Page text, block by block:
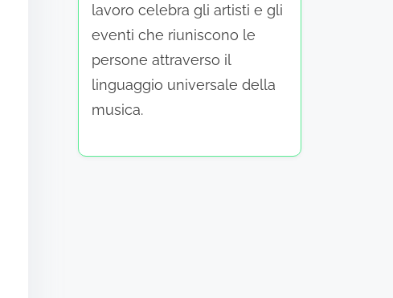
lavoro celebra gli artisti e gli
eventi che riuniscono le
persone attraverso il
linguaggio universale della
musica.